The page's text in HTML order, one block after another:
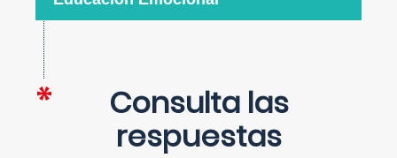
Consulta las
respuestas